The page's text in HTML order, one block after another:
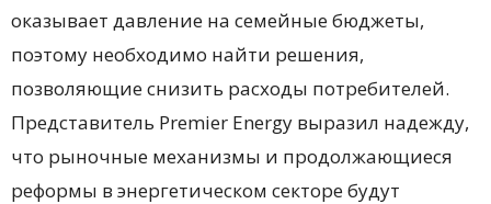
оказывает давление на семейные бюджеты,
поэтому необходимо найти решения,
позволяющие снизить расходы потребителей.
Представитель Premier Energy выразил надежду,
что рыночные механизмы и продолжающиеся
реформы в энергетическом секторе будут